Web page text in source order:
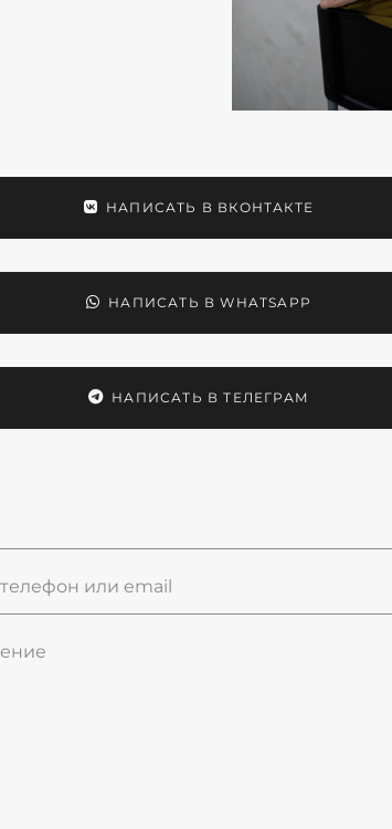
НАПИСАТЬ В ВКОНТАКТЕ
НАПИСАТЬ В WHATSAPP
НАПИСАТЬ В ТЕЛЕГРАМ